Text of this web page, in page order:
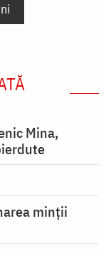
Mina,
minţii